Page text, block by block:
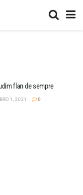
flan de sempre
1, 2021 0